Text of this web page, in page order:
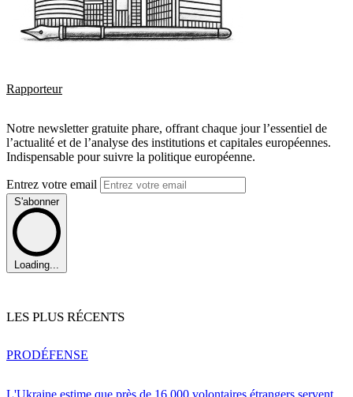
Rapporteur
Notre newsletter gratuite phare, offrant chaque jour l’essentiel de
l’actualité et de l’analyse des institutions et capitales européennes.
Indispensable pour suivre la politique européenne.
Entrez votre email
S'abonner
Loading...
LES PLUS RÉCENTS
L'Ukraine estime que près de 16 000 volontaires étrangers servent
PRODÉFENSE